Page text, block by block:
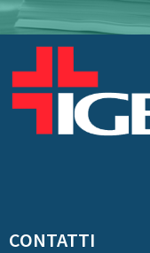
CONTATTI